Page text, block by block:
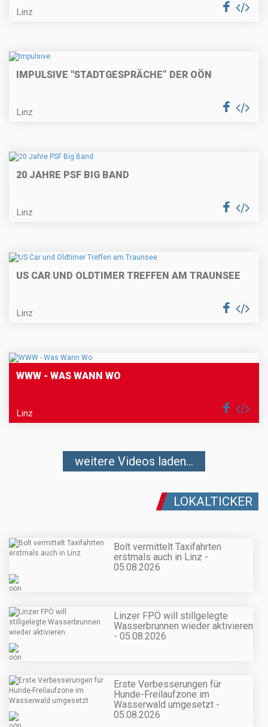
Linz
IMPULSIVE "STADTGESPRÄCHE” DER OÖN
Linz
20 JAHRE PSF BIG BAND
Linz
US CAR UND OLDTIMER TREFFEN AM TRAUNSEE
Linz
WWW - WAS WANN WO
Linz
weitere Videos laden...
LOKALTICKER
Bolt vermittelt Taxifahrten
erstmals auch in Linz -
05.08.2026
Linzer FPÖ will stillgelegte
Wasserbrunnen wieder aktivieren
- 05.08.2026
Erste Verbesserungen für
Hunde-Freilaufzone im
Wasserwald umgesetzt -
05.08.2026